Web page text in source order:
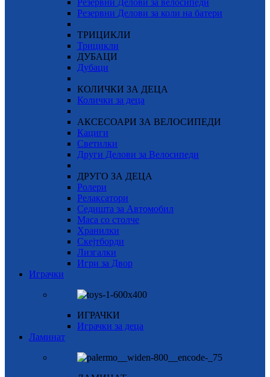
Резервни Делови за велосипеди
Резервни Делови за коли на батери
ТРИЦИКЛИ
Трицикли
ДУБАЦИ
Дубаци
КОЛИЧКИ ЗА ДЕЦА
Колички за деца
АКСЕСОАРИ ЗА ВЕЛОСИПЕДИ
Кациги
Светилки
Други Делови за Велосипеди
ДРУГО ЗА ДЕЦА
Ролери
Релаксатори
Седишта за Автомобил
Маса со столче
Хранилки
Скејтборди
Лизгалки
Игри за Двор
Играчки
ИГРАЧКИ
Играчки за деца
Ламинат